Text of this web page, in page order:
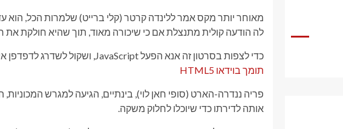
מאוחר יותר מקס אמר ללינדה קרטר (קלי ברייט) שלמרות הכל, הוא
לה הודעה קולית מתנצלת אם כי שיכורה מאוד, תוך שהיא חולקת את
כדי לצפות בסרטון זה אנא הפעל JavaScript, ושקול לשדרג לדפדפן אינטרנט
תומך בוידאו HTML5
פריה ננדרה-הארט (סופי חאן לוי), בינתיים, הגיעה למגרש
אותה לדירתו כדי שיוכלו לחלוק משקה.